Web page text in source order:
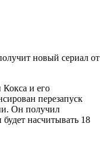
и его
перезапуск
Он получил
насчитывать 18